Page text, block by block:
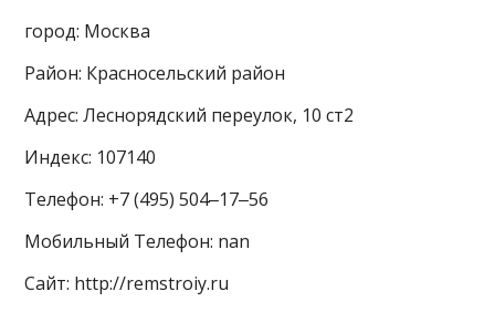
город: Москва
Район: Красносельский район
Адрес: Леснорядский переулок, 10 ст2
Индекс: 107140
Телефон: +7 (495) 504‒17‒56
Мобильный Телефон: nan
Сайт: http://remstroiy.ru